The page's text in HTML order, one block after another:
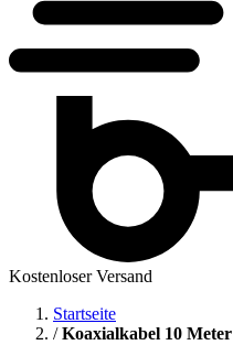
Kostenloser Versand
Startseite
/Koaxialkabel 10 Meter